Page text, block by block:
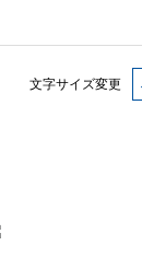
文字サイズ変更